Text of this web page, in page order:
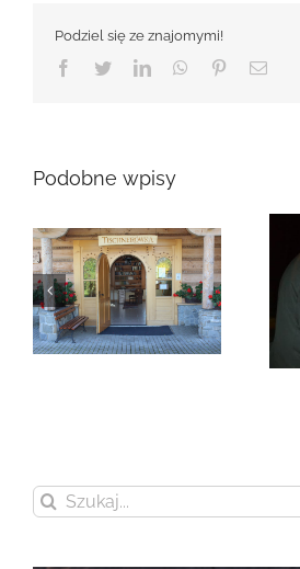
Podziel się ze znajomymi!
Facebook
TwitterLinkedInWhatsApp
PinterestEmail
Podobne wpisy
Zmarła Genowefa
Sikora
Szukaj